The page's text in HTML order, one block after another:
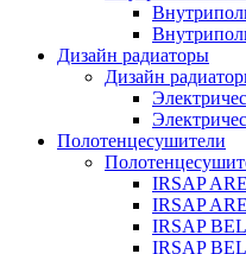
Дизайн радиаторы
Дизайн
Полотенцесушители
IRSAP
IRSAP
IRSAP
IRSAP